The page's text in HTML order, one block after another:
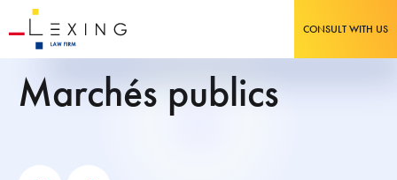
CONSULT WITH US
Marchés publics